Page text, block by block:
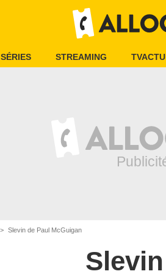
SÉRIES STREAMING TVACTU
Slevin de Paul McGuigan
Slevin